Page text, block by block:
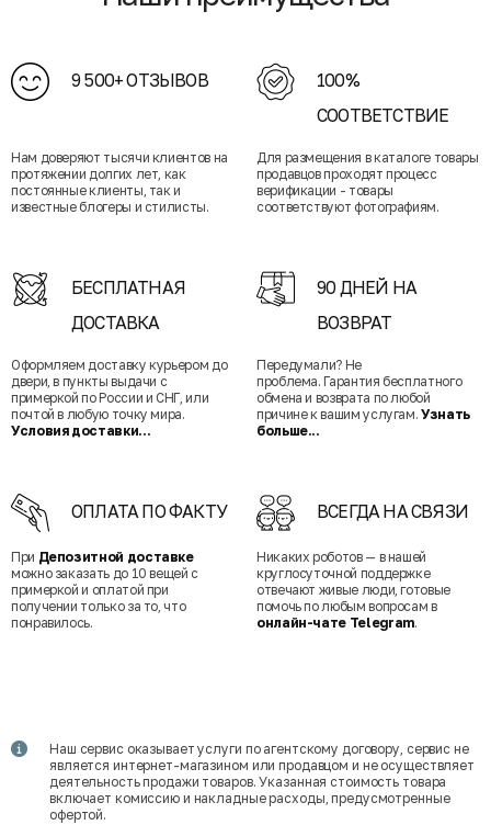
9 500+ ОТЗЫВОВ
Нам доверяют тысячи клиентов на
протяжении долгих лет, как
постоянные клиенты, так и
известные блогеры и стилисты.
100%
СООТВЕТСТВИЕ
Для размещения в каталоге товары
продавцов проходят процесс
верификации - товары
соответствуют фотографиям.
БЕСПЛАТНАЯ
ДОСТАВКА
Оформляем доставку курьером до
двери, в пункты выдачи с
примеркой по России и СНГ, или
почтой в любую точку мира.
Условия доставки...
90 ДНЕЙ НА
ВОЗВРАТ
Передумали? Не
проблема. Гарантия бесплатного
обмена и возврата по любой
причине к вашим услугам. Узнать
больше...
ОПЛАТА ПО ФАКТУ
При Депозитной доставке
можно заказать до 10 вещей с
примеркой и оплатой при
получении только за то, что
понравилось.
ВСЕГДА НА СВЯЗИ
Никаких роботов — в нашей
круглосуточной поддержке
отвечают живые люди, готовые
помочь по любым вопросам в
онлайн-чате Telegram.
Наш сервис оказывает услуги по агентскому договору, сервис не
является интернет-магазином или продавцом и не осуществляет
деятельность продажи товаров. Указанная стоимость товара
включает комиссию и накладные расходы, предусмотренные
офертой.